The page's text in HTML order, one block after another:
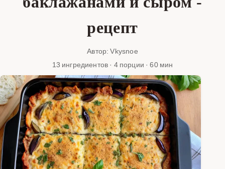
рецепт
Автор: Vkysnoe
13 ингредиентов · 4 порции · 60 мин